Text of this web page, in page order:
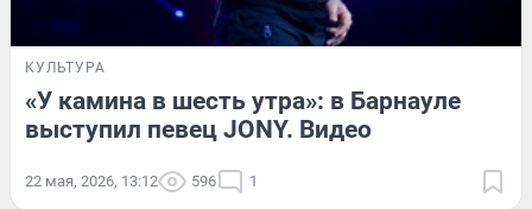
КУЛЬТУРА
«У камина в шесть утра»: в Барнауле
выступил певец JONY. Видео
22 мая, 2026, 13:12 596 1